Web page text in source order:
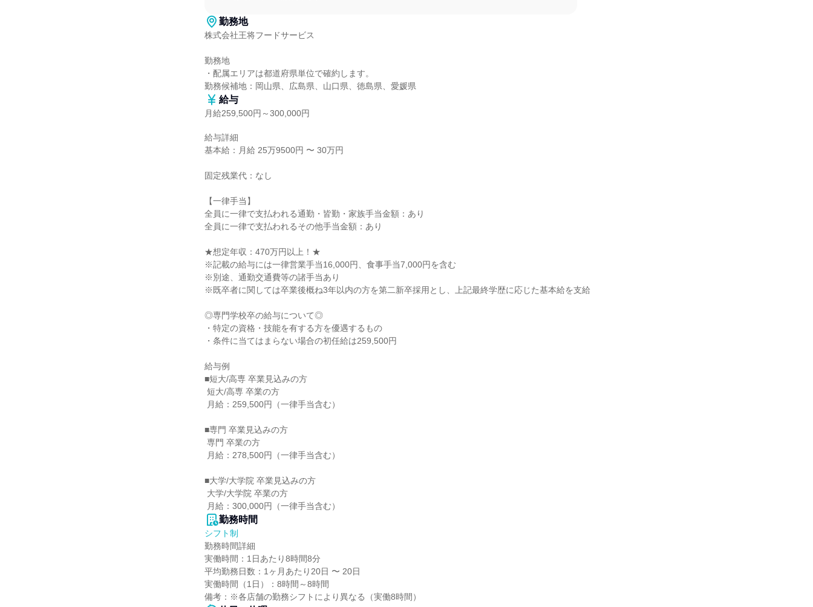
勤務地
株式会社王将フードサービス
勤務地
・配属エリアは都道府県単位で確約します。
勤務候補地：岡山県、広島県、山口県、徳島県、愛媛県
給与
月給259,500円～300,000円
給与詳細
基本給：月給 25万9500円 〜 30万円
固定残業代：なし
【一律手当】
全員に一律で支払われる通勤・皆勤・家族手当金額：あり
全員に一律で支払われるその他手当金額：あり
★想定年収：470万円以上！★
※記載の給与には一律営業手当16,000円、食事手当7,000円を含む
※別途、通勤交通費等の諸手当あり
※既卒者に関しては卒業後概ね3年以内の方を第二新卒採用とし、上記最終学歴に応じた基本給を支給
◎専門学校卒の給与について◎
・特定の資格・技能を有する方を優遇するもの
・条件に当てはまらない場合の初任給は259,500円
給与例
■短大/高専 卒業見込みの方
■専門 卒業見込みの方
■大学/大学院 卒業見込みの方
月給：300,000円（一律手当含む）
勤務時間
シフト制
勤務時間詳細
実働時間：1日あたり8時間8分
平均勤務日数：1ヶ月あたり20日 〜 20日
実働時間（1日）：8時間～8時間
備考：※各店舗の勤務シフトにより異なる（実働8時間）